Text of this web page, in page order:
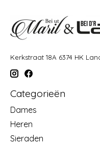
Kerkstraat 18A 6374 HK
Categorieën
Dames
Heren
Sieraden